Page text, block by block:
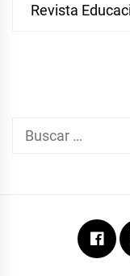
Revista
Buscar: